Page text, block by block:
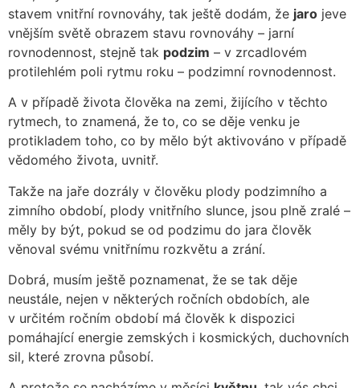
stavem vnitřní rovnováhy, tak ještě dodám, že jaro jeve
vnějším světě obrazem stavu rovnováhy – jarní
rovnodennost, stejně tak podzim – v zrcadlovém
protilehlém poli rytmu roku – podzimní rovnodennost.
A v případě života člověka na zemi, žijícího v těchto
rytmech, to znamená, že to, co se děje venku je
protikladem toho, co by mělo být aktivováno v případě
vědomého života, uvnitř.
Takže na jaře dozrály v člověku plody podzimního a
zimního období, plody vnitřního slunce, jsou plně zralé –
měly by být, pokud se od podzimu do jara člověk
věnoval svému vnitřnímu rozkvětu a zrání.
Dobrá, musím ještě poznamenat, že se tak děje
neustále, nejen v některých ročních obdobích, ale
v určitém ročním období má člověk k dispozici
pomáhající energie zemských i kosmických, duchovních
sil, které zrovna působí.